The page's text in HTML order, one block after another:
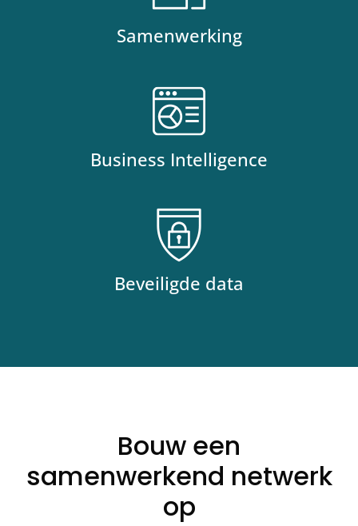
Samenwerking
Business Intelligence
Beveiligde data
Bouw een
samenwerkend netwerk
op